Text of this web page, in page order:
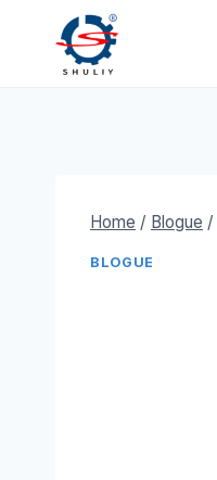
content
Home / Blogue /
BLOGUE